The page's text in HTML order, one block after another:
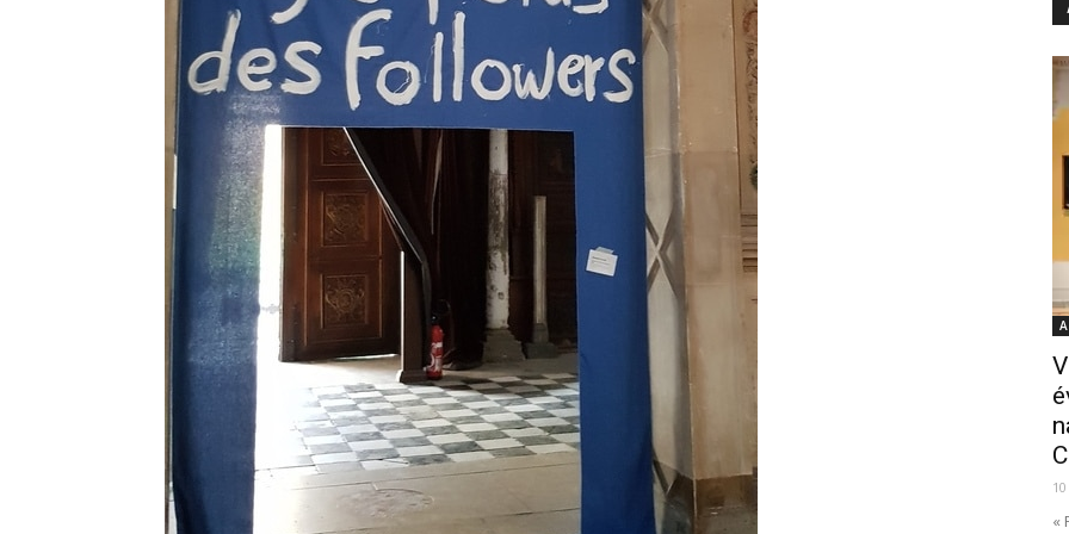
«